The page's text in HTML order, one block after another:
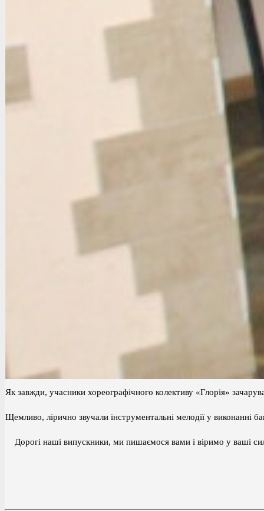
Як завжди, учасники хореографічного колективу «Глорія»
Щемливо, лірично звучали інструментальні мелодії у виконанні
Дорогі наші випускники, ми пишаємося вами і віримо у ваші